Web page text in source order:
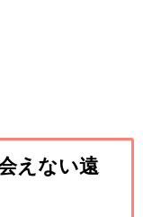
えない遠